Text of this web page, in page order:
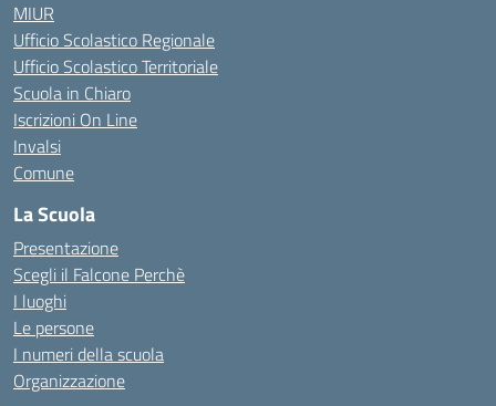
MIUR
Ufficio Scolastico Regionale
Ufficio Scolastico Territoriale
Scuola in Chiaro
Iscrizioni On Line
Invalsi
Comune
La Scuola
Presentazione
Scegli il Falcone Perchè
I luoghi
Le persone
I numeri della scuola
Organizzazione